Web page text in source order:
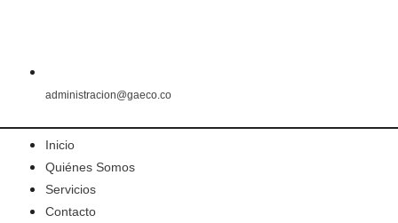
administracion@gaeco.co
Inicio
Quiénes Somos
Servicios
Contacto